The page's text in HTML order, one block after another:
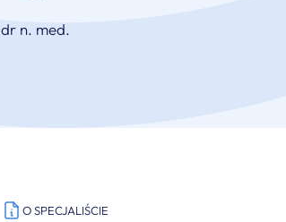
dr n. med.
O SPECJALIŚCIE